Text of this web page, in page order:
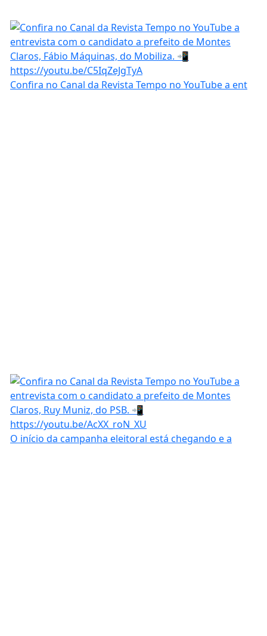
Confira no Canal da Revista Tempo no YouTube a ent
O início da campanha eleitoral está chegando e a